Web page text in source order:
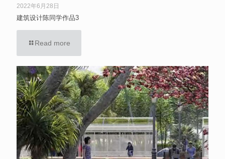
2022年6月28日
建筑设计陈同学作品3
Read more